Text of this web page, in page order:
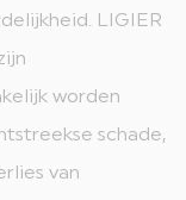
LIGIER
worden
schade,
van